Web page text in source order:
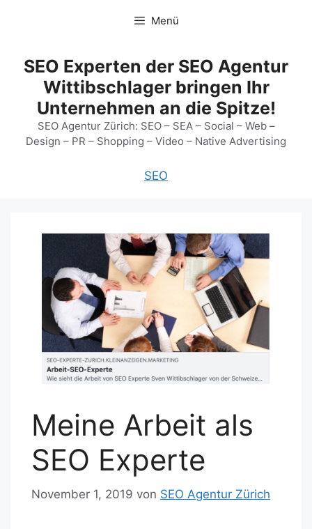
Menü
SEO Experten der SEO Agentur
Wittibschlager bringen Ihr
Unternehmen an die Spitze!
SEO Agentur Zürich: SEO – SEA – Social – Web –
Design – PR – Shopping – Video – Native Advertising
SEO
Meine Arbeit als
SEO Experte
November 1, 2019 von SEO Agentur Zürich